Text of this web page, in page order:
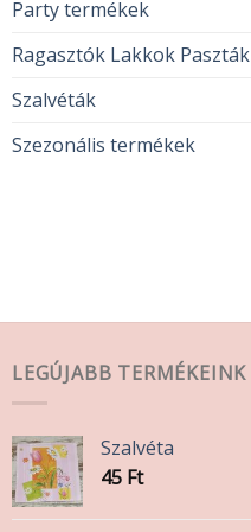
Party termékek
Ragasztók Lakkok Paszták
Szalvéták
Szezonális termékek3 790
LEGÚJABB TERMÉKEINK
Szalvéta
45 Ft